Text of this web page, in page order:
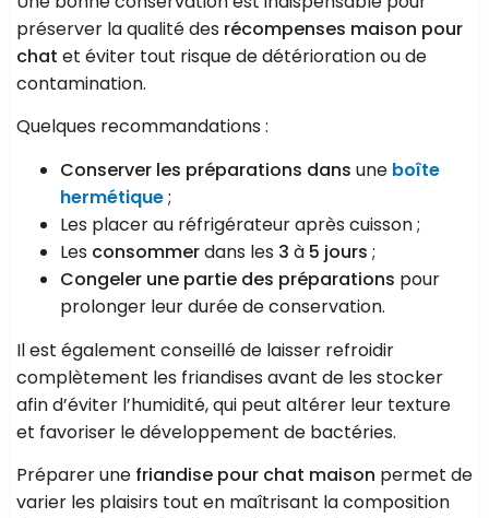
préserver la qualité des récompenses maison pour
chat et éviter tout risque de détérioration ou de
contamination.
Quelques recommandations :
Conserver les préparations dans une boîte
hermétique;
Les placer au réfrigérateur après cuisson ;
Les consommerdans les 3 à 5 jours ;
Congeler une partie des préparations pour
prolonger leur durée de conservation.
Il est également conseillé de laisser refroidir
complètement les friandises avant de les stocker
afin d’éviter l’humidité, qui peut altérer leur texture
et favoriser le développement de bactéries.
Préparer une friandise pour chat maison permet de
varier les plaisirs tout en maîtrisant la composition